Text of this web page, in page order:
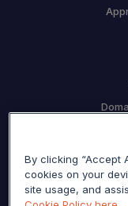
By clicking “Accept
cookies on your
site usage, and